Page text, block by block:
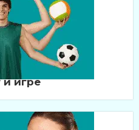
и игре